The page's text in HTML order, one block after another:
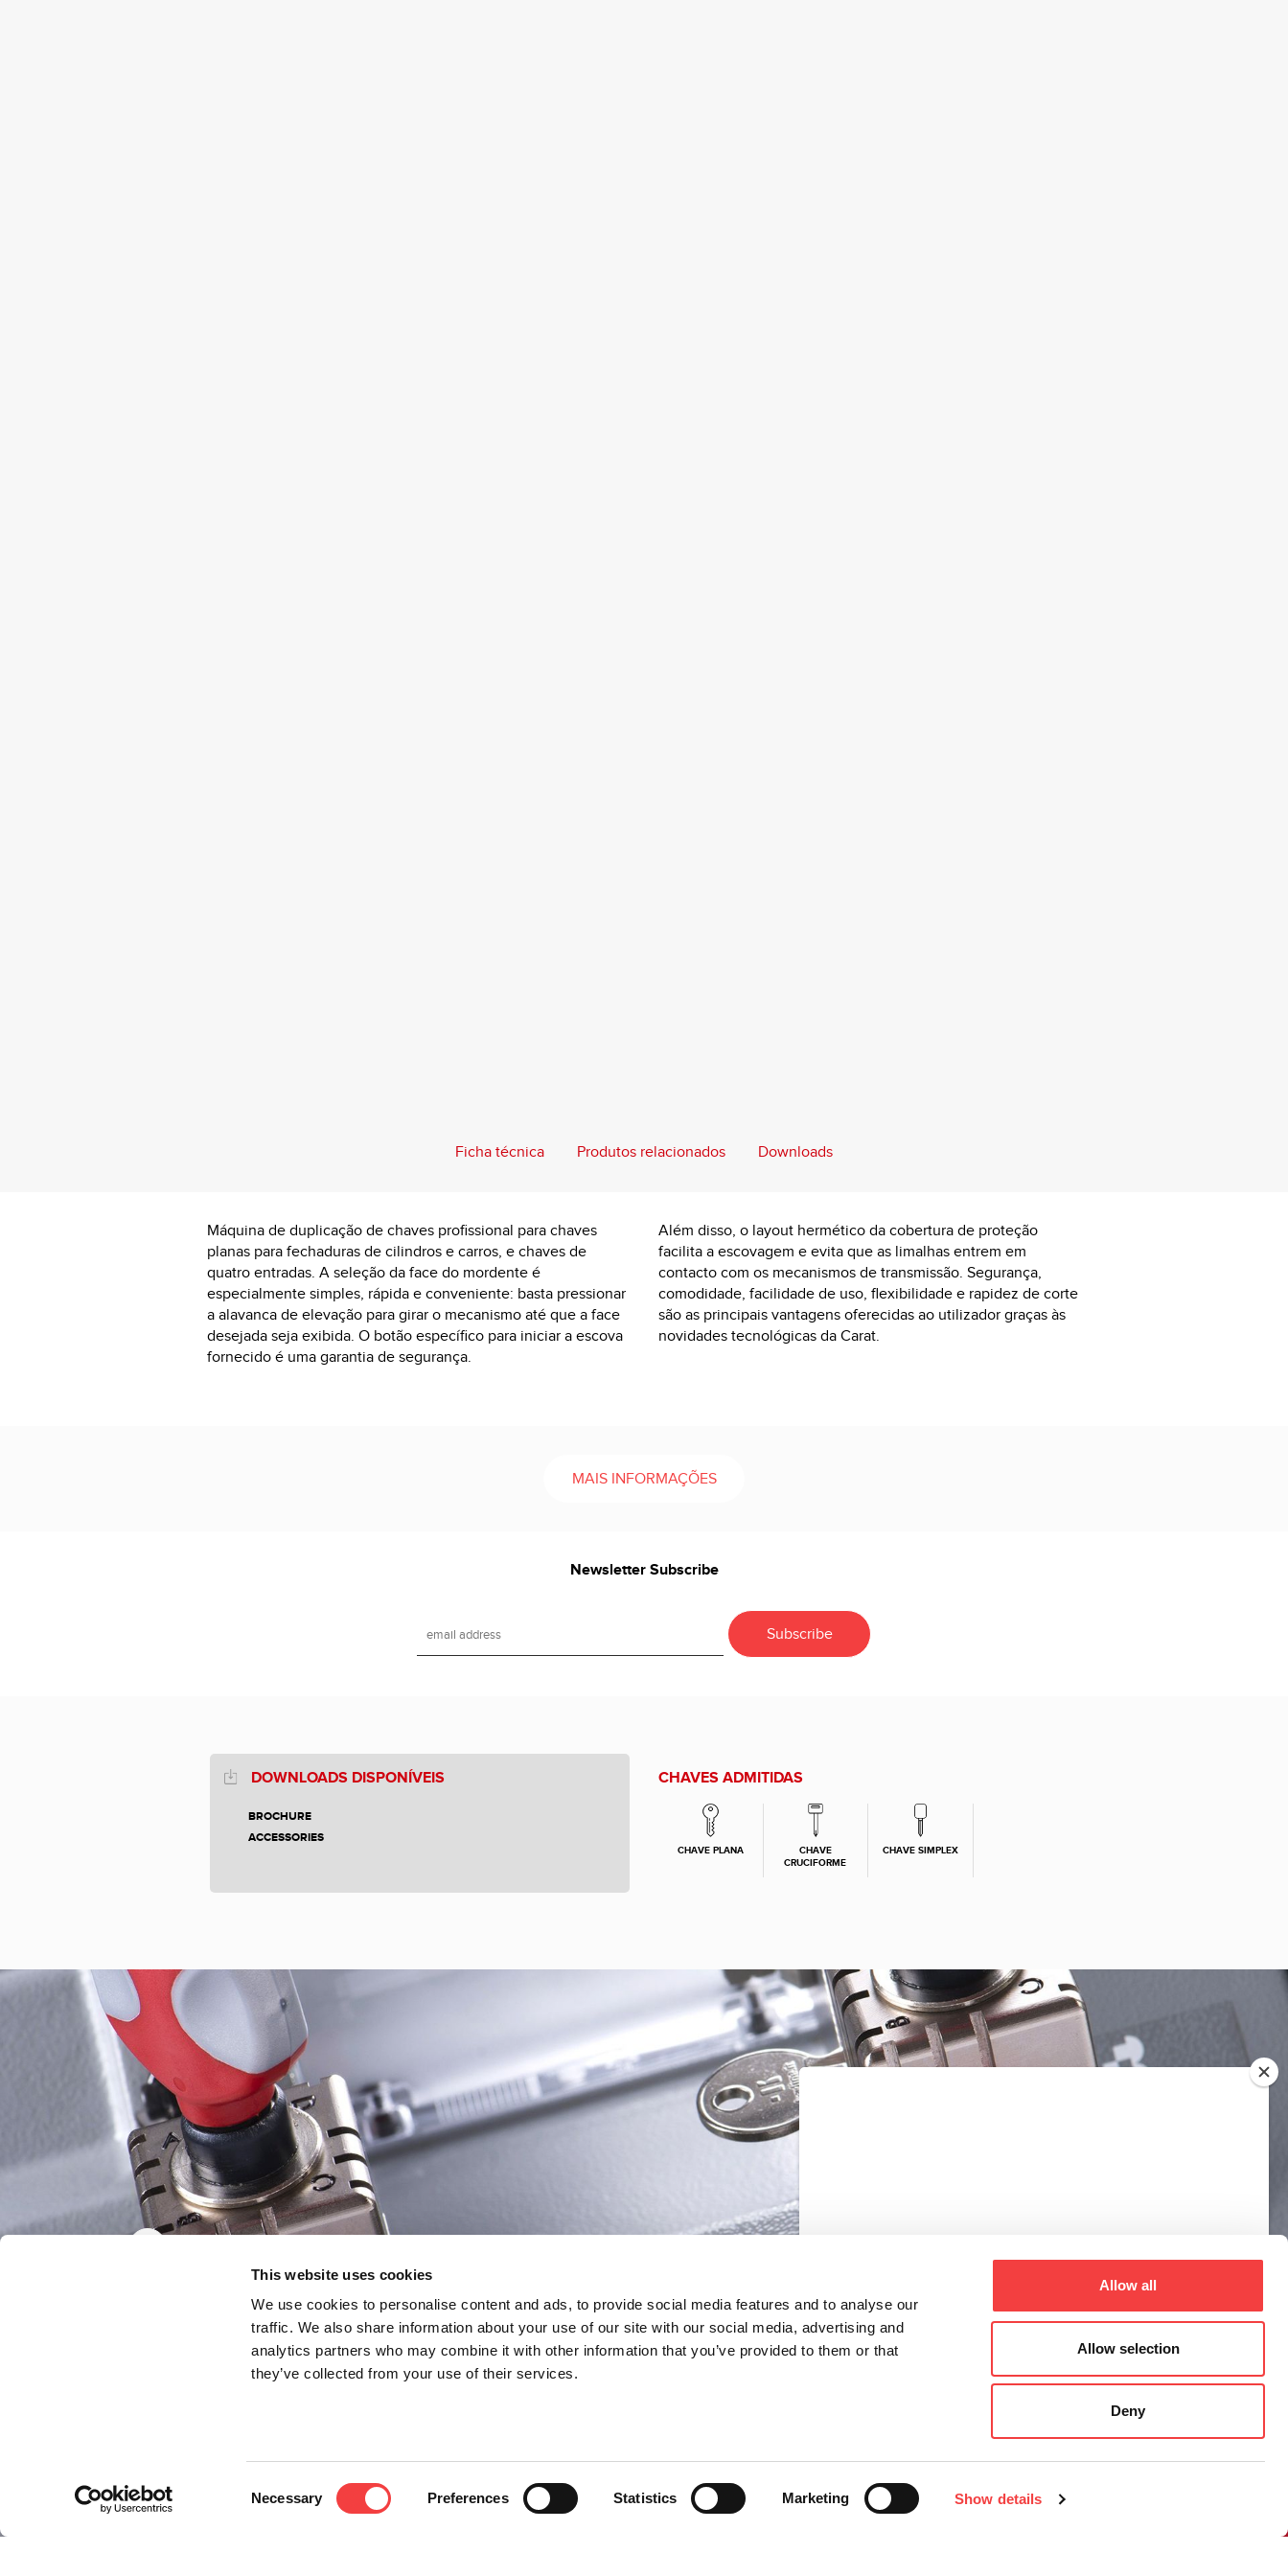
This website uses cookies
We use cookies to personalise content and ads, to provide social media features and to analyse our
traffic. We also share information about your use of our site with our social media, advertising and
analytics partners who may combine it with other information that you’ve provided to them or that
they’ve collected from your use of their services.
Necessary Preferences Statistics Marketing Show details
Allow all
Allow selection
Deny
Ficha técnica Produtos relacionados Downloads
Máquina de duplicação de chaves profissional para chaves
planas para fechaduras de cilindros e carros, e chaves de
quatro entradas. A seleção da face do mordente é
especialmente simples, rápida e conveniente: basta pressionar
a alavanca de elevação para girar o mecanismo até que a face
desejada seja exibida. O botão específico para iniciar a escova
fornecido é uma garantia de segurança.
Além disso, o layout hermético da cobertura de proteção
facilita a escovagem e evita que as limalhas entrem em
contacto com os mecanismos de transmissão. Segurança,
comodidade, facilidade de uso, flexibilidade e rapidez de corte
são as principais vantagens oferecidas ao utilizador graças às
novidades tecnológicas da Carat.
MAIS INFORMAÇÕES
Newsletter Subscribe
DOWNLOADS DISPONÍVEIS
BROCHURE
ACCESSORIES
CHAVES ADMITIDAS
CHAVE PLANA
CHAVE
CRUCIFORME
CHAVE SIMPLEX